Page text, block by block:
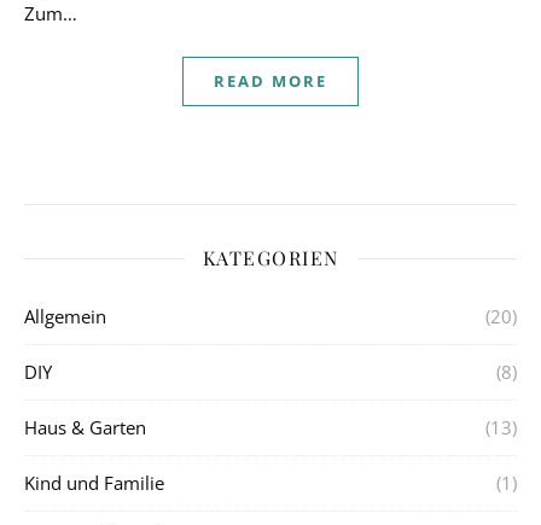
Zum…
READ MORE
KATEGORIEN
Allgemein (20)
DIY (8)
Haus & Garten (13)
Kind und Familie (1)